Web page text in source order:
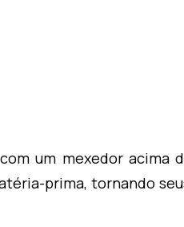
um mexedor acima
prima, tornando